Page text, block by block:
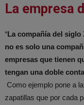
La empresa
“La compañía del siglo
no es solo una
empresas que tienen
tengan una doble
Como ejemplo pone a
zapatillas que por cada